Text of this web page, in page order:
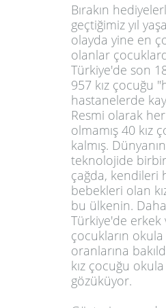
Bırakın
geçtiğimiz yıl
olayda yine en
olanlar
Türkiye'de son
957 kız çocuğu
hastanelerde
Resmi olarak
olmamış 40 kız
kalmış.
teknolojide
çağda, kendileri
bebekleri olan
bu ülkenin.
Türkiye'de erkek
çocukların
oranlarına
kız çocuğu
gözüküyor.